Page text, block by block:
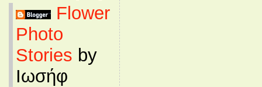
Flower
Photo
Stories by
Ιωσήφ